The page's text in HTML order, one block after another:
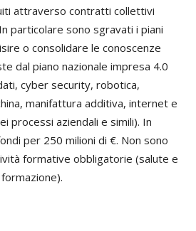
attraverso contratti collettivi
particolare sono sgravati i piani
o consolidare le conoscenze
dal piano nazionale impresa 4.0
cyber security, robotica,
manifattura additiva, internet e
processi aziendali e simili). In
per 250 milioni di €. Non sono
formative obbligatorie (salute e